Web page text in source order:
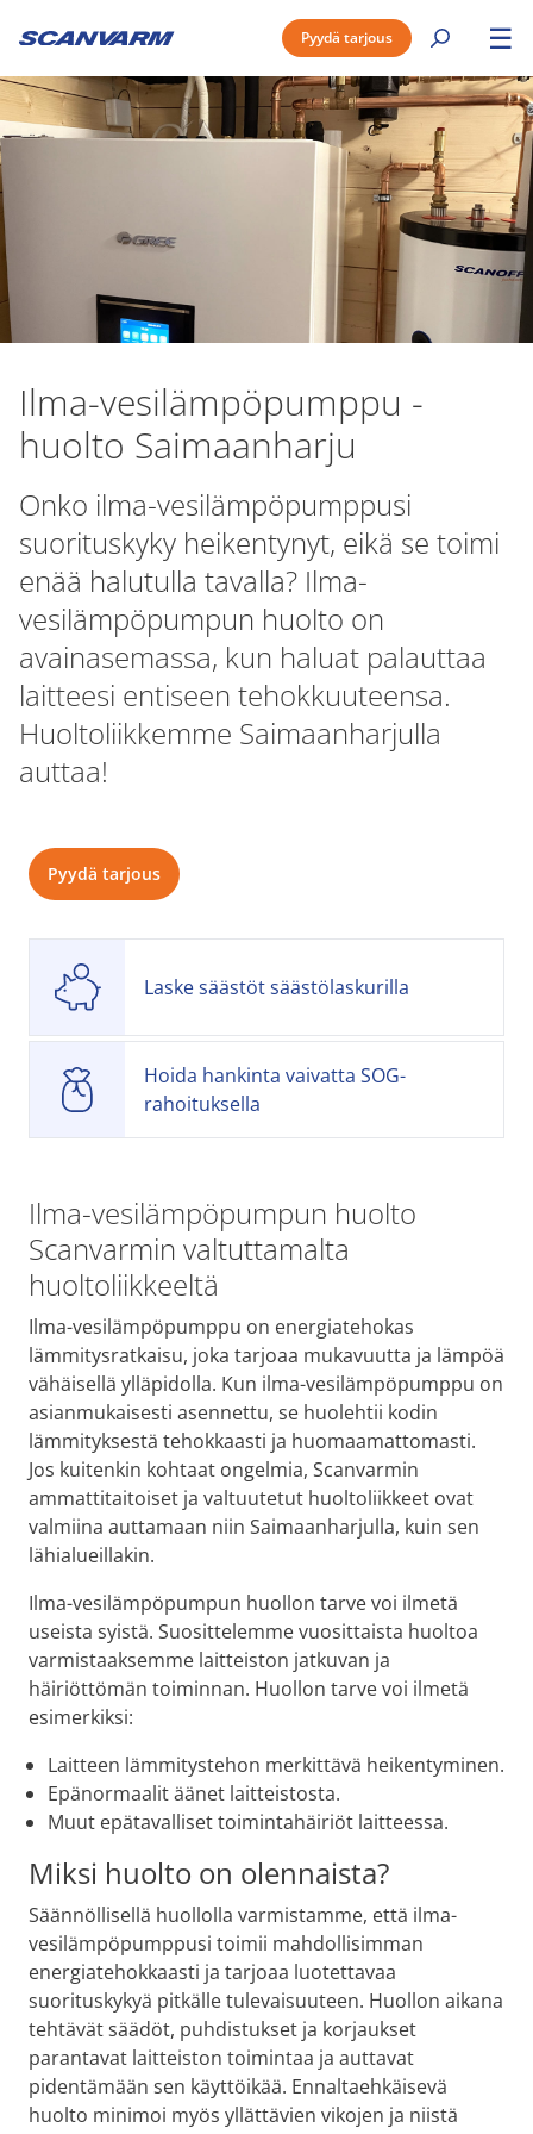
Pyydä tarjous ☰
Ilma-vesilämpöpumppu -
huolto Saimaanharju
Onko ilma-vesilämpöpumppusi
suorituskyky heikentynyt, eikä se toimi
enää halutulla tavalla? Ilma-
vesilämpöpumpun huolto on
avainasemassa, kun haluat palauttaa
laitteesi entiseen tehokkuuteensa.
Huoltoliikkemme Saimaanharjulla
auttaa!
Pyydä tarjous
Laske säästöt säästölaskurilla
Hoida hankinta vaivatta SOG-
rahoituksella
Ilma-vesilämpöpumpun huolto
Scanvarmin valtuttamalta
huoltoliikkeeltä
Ilma-vesilämpöpumppu on energiatehokas
lämmitysratkaisu, joka tarjoaa mukavuutta ja lämpöä
vähäisellä ylläpidolla. Kun ilma-vesilämpöpumppu on
asianmukaisesti asennettu, se huolehtii kodin
lämmityksestä tehokkaasti ja huomaamattomasti.
Jos kuitenkin kohtaat ongelmia, Scanvarmin
ammattitaitoiset ja valtuutetut huoltoliikkeet ovat
valmiina auttamaan niin Saimaanharjulla, kuin sen
lähialueillakin.
Ilma-vesilämpöpumpun huollon tarve voi ilmetä
useista syistä. Suosittelemme vuosittaista huoltoa
varmistaaksemme laitteiston jatkuvan ja
häiriöttömän toiminnan. Huollon tarve voi ilmetä
esimerkiksi:
Laitteen lämmitystehon merkittävä heikentyminen.
Epänormaalit äänet laitteistosta.
Muut epätavalliset toimintahäiriöt laitteessa.
Miksi huolto on olennaista?
Säännöllisellä huollolla varmistamme, että ilma-
vesilämpöpumppusi toimii mahdollisimman
energiatehokkaasti ja tarjoaa luotettavaa
suorituskykyä pitkälle tulevaisuuteen. Huollon aikana
tehtävät säädöt, puhdistukset ja korjaukset
parantavat laitteiston toimintaa ja auttavat
pidentämään sen käyttöikää. Ennaltaehkäisevä
huolto minimoi myös yllättävien vikojen ja niistä